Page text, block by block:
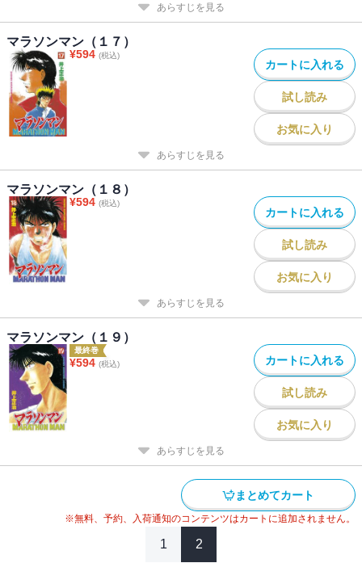
あらすじを見る
マラソンマン（１７）
¥594 (税込)
カートに入れる
試し読み
お気に入り
あらすじを見る
マラソンマン（１８）
¥594 (税込)
カートに入れる
試し読み
お気に入り
あらすじを見る
マラソンマン（１９）
最終巻
¥594 (税込) カートに入れる
試し読み
お気に入り
あらすじを見る
まとめてカート
※無料、予約、入荷通知のコンテンツはカートに追加されません。
1 2